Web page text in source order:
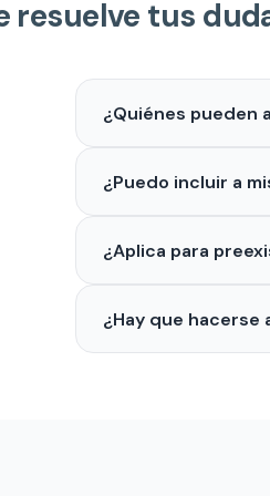
resuelve tus
¿Quiénes pueden
condición médica.
¿Puedo incluir a
etc.) en las
¿Aplica para
¿Hay que hacerse